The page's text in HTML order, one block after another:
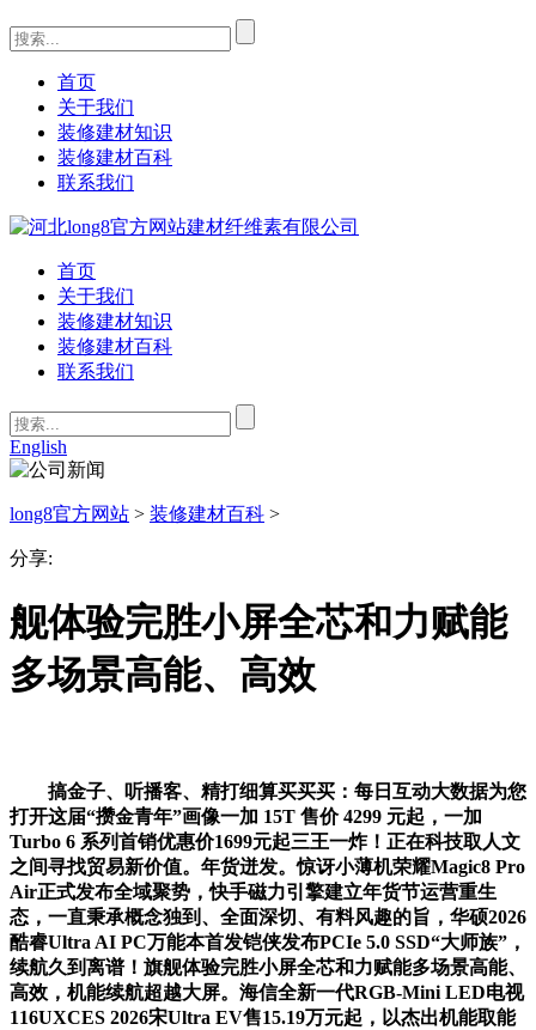
首页
关于我们
装修建材知识
装修建材百科
联系我们
首页
关于我们
装修建材知识
装修建材百科
联系我们
English
long8官方网站 > 装修建材百科 >
分享:
舰体验完胜小屏全芯和力赋能
多场景高能、高效
搞金子、听播客、精打细算买买买：每日互动大数据为您
打开这届“攒金青年”画像一加 15T 售价 4299 元起，一加
Turbo 6 系列首销优惠价1699元起三王一炸！正在科技取人文
之间寻找贸易新价值。年货迸发。惊讶小薄机荣耀Magic8 Pro
Air正式发布全域聚势，快手磁力引擎建立年货节运营重生
态，一直秉承概念独到、全面深切、有料风趣的旨，华硕2026
酷睿Ultra AI PC万能本首发铠侠发布PCIe 5.0 SSD“大师族”，
续航久到离谱！旗舰体验完胜小屏全芯和力赋能多场景高能、
高效，机能续航超越大屏。海信全新一代RGB-Mini LED电视
116UXCES 2026宋Ultra EV售15.19万元起，以杰出机能取能